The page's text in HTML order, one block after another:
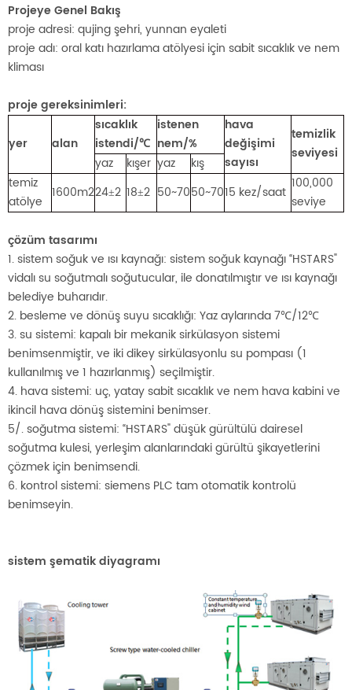
Projeye Genel Bakış
proje adresi: qujing şehri, yunnan eyaleti
proje adı: oral katı hazırlama atölyesi için sabit sıcaklık ve nem
kliması
proje gereksinimleri:
yer alan
sıcaklık
istendi/℃
istenen
nem/%
hava
değişimi
sayısı
temizlik
seviyesi
yaz kışer yaz
kış
temiz
atölye
1600m224±2 18±2 50~7050~7015 kez/saat
100,000
seviye
çözüm tasarımı
1. sistem soğuk ve ısı kaynağı: sistem soğuk kaynağı “HSTARS"
vidalı su soğutmalı soğutucular, ile donatılmıştır ve ısı kaynağı
belediye buharıdır.
2. besleme ve dönüş suyu sıcaklığı: Yaz aylarında 7℃/12℃
3. su sistemi: kapalı bir mekanik sirkülasyon sistemi
benimsenmiştir, ve iki dikey sirkülasyonlu su pompası (1
kullanılmış ve 1 hazırlanmış) seçilmiştir.
4. hava sistemi: uç, yatay sabit sıcaklık ve nem hava kabini ve
ikincil hava dönüş sistemini benimser.
5/. soğutma sistemi: “HSTARS" düşük gürültülü dairesel
soğutma kulesi, yerleşim alanlarındaki gürültü şikayetlerini
çözmek için benimsendi.
6. kontrol sistemi: siemens PLC tam otomatik kontrolü
benimseyin.
sistem şematik diyagramı